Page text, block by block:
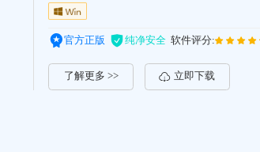
官方正版 纯净安全 软件评分:
了解更多 >> 立即下载